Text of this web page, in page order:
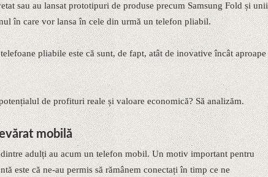
sau au lansat prototipuri de produse precum Samsung Fold și unii
în care vor lansa în cele din urmă un telefon pliabil.
pliabile este că sunt, de fapt, atât de inovative încât aproape
de profituri reale și valoare economică? Să analizăm.
mobilă
adulți au acum un telefon mobil. Un motiv important pentru
este că ne-au permis să rămânem conectați în timp ce ne